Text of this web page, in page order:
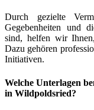
Durch gezielte
Gegebenheiten und
sind, helfen wir
Dazu gehören
Initiativen.
Welche Unterlagen
in Wildpoldsried?